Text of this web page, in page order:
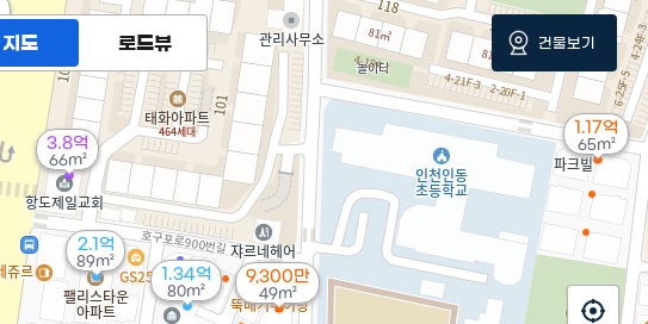
1.34억
80m²
1.17억
65m²
2.1억
89m²
9,300만
49m²
3.8억
66m²
지도 로드뷰 건물보기